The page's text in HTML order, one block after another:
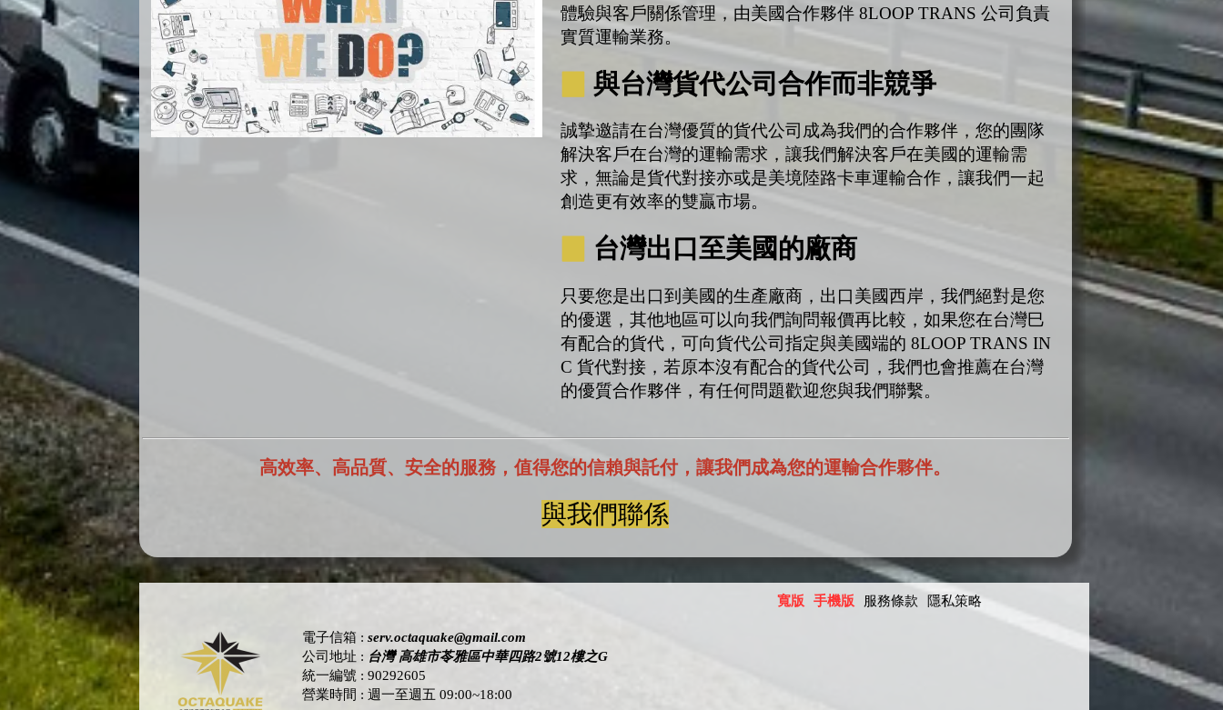
體驗與客戶關係管理，由美國合作夥伴 8LOOP TRANS 公司負責
實質運輸業務。
與台灣貨代公司合作而非競爭
誠摯邀請在台灣優質的貨代公司成為我們的合作夥伴，您的團隊
解決客戶在台灣的運輸需求，讓我們解決客戶在美國的運輸需
求，無論是貨代對接亦或是美境陸路卡車運輸合作，讓我們一起
創造更有效率的雙贏市場。
台灣出口至美國的廠商
只要您是出口到美國的生產廠商，出口美國西岸，我們絕對是您
的優選，其他地區可以向我們詢問報價再比較，如果您在台灣巳
有配合的貨代，可向貨代公司指定與美國端的 8LOOP TRANS IN
C 貨代對接，若原本沒有配合的貨代公司，我們也會推薦在台灣
的優質合作夥伴，有任何問題歡迎您與我們聯繫。
高效率、高品質、安全的服務，值得您的信賴與託付，讓我們成為您的運輸合作夥伴。
與我們聯係
電子信箱 : serv.octaquake@gmail.com
公司地址 : 台灣 高雄市苓雅區中華四路2號12樓之G
統一編號 : 90292605
營業時間 : 週一至週五 09:00~18:00
寬版 手機版 服務條款 隱私策略